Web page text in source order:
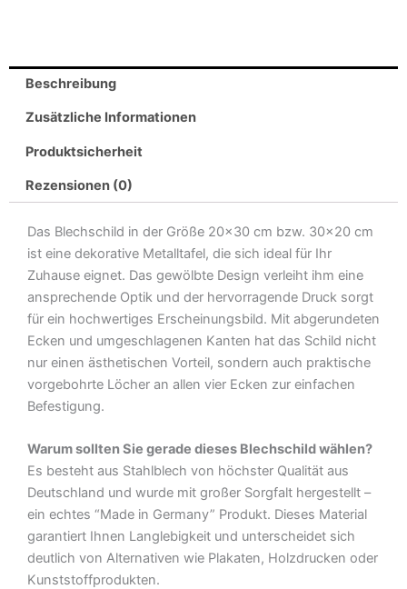
-
London
Westminster
Square
WC2
Metall
Blechschild
Menge
Beschreibung
Zusätzliche Informationen
Produktsicherheit
Rezensionen (0)
Das Blechschild in der Größe 20×30 cm bzw. 30×20 cm
ist eine dekorative Metalltafel, die sich ideal für Ihr
Zuhause eignet. Das gewölbte Design verleiht ihm eine
ansprechende Optik und der hervorragende Druck sorgt
für ein hochwertiges Erscheinungsbild. Mit abgerundeten
Ecken und umgeschlagenen Kanten hat das Schild nicht
nur einen ästhetischen Vorteil, sondern auch praktische
vorgebohrte Löcher an allen vier Ecken zur einfachen
Befestigung.
Warum sollten Sie gerade dieses Blechschild wählen?
Es besteht aus Stahlblech von höchster Qualität aus
Deutschland und wurde mit großer Sorgfalt hergestellt –
ein echtes “Made in Germany” Produkt. Dieses Material
garantiert Ihnen Langlebigkeit und unterscheidet sich
deutlich von Alternativen wie Plakaten, Holzdrucken oder
Kunststoffprodukten.